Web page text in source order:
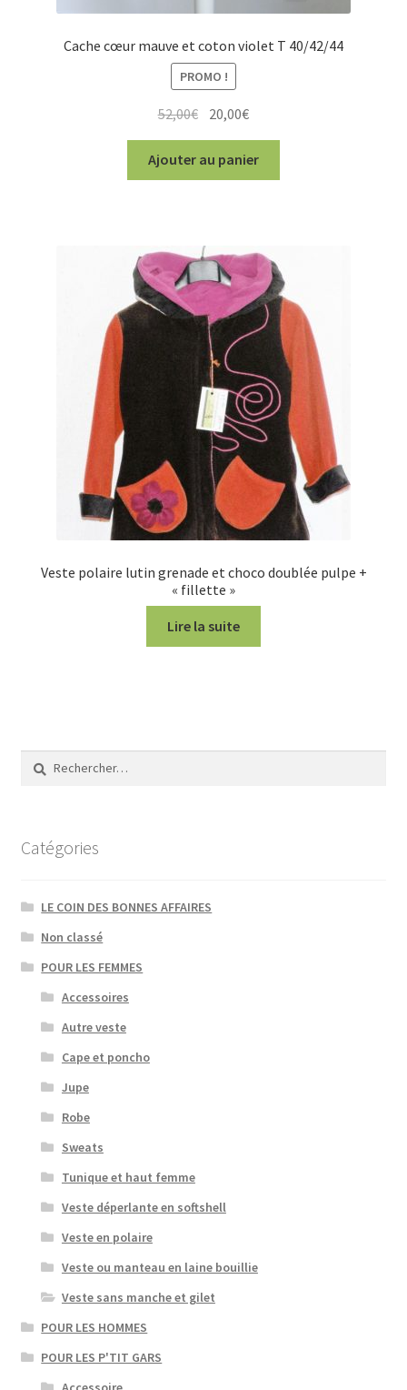
Cache cœur mauve et coton violet T 40/42/44
PROMO !
52,00€ Le
initial
était :
20,00€Le
actuel
est :
Ajouter au panier
Veste polaire lutin grenade et choco doublée pulpe +
« fillette »
Lire la suite
Catégories
LE COIN DES BONNES AFFAIRES
Non classé
POUR LES FEMMES
Accessoires
Autre veste
Cape et poncho
Jupe
Robe
Sweats
Tunique et haut femme
Veste déperlante en softshell
Veste en polaire
Veste ou manteau en laine bouillie
Veste sans manche et gilet
POUR LES HOMMES
POUR LES P'TIT GARS